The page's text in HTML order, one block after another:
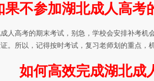
果不参加湖北成人高考
人高考的期末考试，别急，学校会安排补考
。所以，记得按时考试，复习老师划的重点，机
如何高效完成湖北成